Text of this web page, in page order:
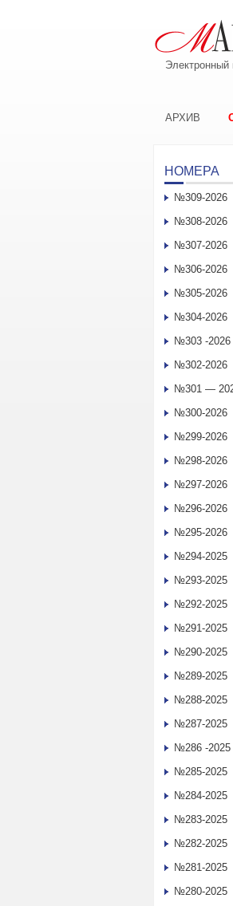
Электронный
АРХИВ
НОМЕРА
№309-2026
№308-2026
№307-2026
№306-2026
№305-2026
№304-2026
№303 -2026
№302-2026
№301 —
№300-2026
№299-2026
№298-2026
№297-2026
№296-2026
№295-2026
№294-2025
№293-2025
№292-2025
№291-2025
№290-2025
№289-2025
№288-2025
№287-2025
№286 -2025
№285-2025
№284-2025
№283-2025
№282-2025
№281-2025
№280-2025